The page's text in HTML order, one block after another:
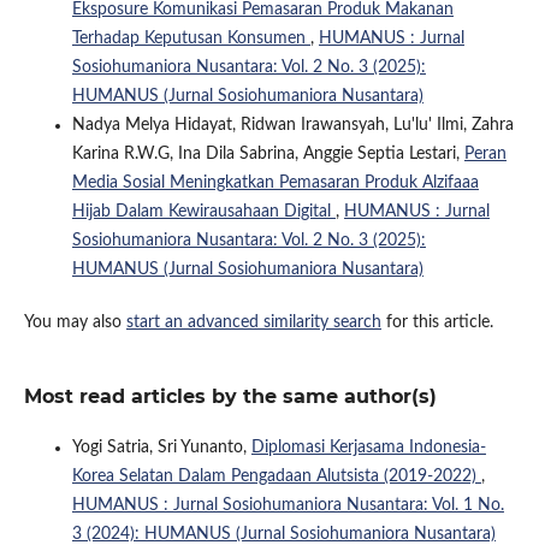
Eksposure Komunikasi Pemasaran Produk Makanan
Terhadap Keputusan Konsumen , HUMANUS : Jurnal
Sosiohumaniora Nusantara: Vol. 2 No. 3 (2025):
HUMANUS (Jurnal Sosiohumaniora Nusantara)
Nadya Melya Hidayat, Ridwan Irawansyah, Lu'lu' Ilmi, Zahra
Karina R.W.G, Ina Dila Sabrina, Anggie Septia Lestari, Peran
Media Sosial Meningkatkan Pemasaran Produk Alzifaaa
Hijab Dalam Kewirausahaan Digital , HUMANUS : Jurnal
Sosiohumaniora Nusantara: Vol. 2 No. 3 (2025):
HUMANUS (Jurnal Sosiohumaniora Nusantara)
You may also start an advanced similarity search for this article.
Most read articles by the same author(s)
Yogi Satria, Sri Yunanto, Diplomasi Kerjasama Indonesia-
Korea Selatan Dalam Pengadaan Alutsista (2019-2022) ,
HUMANUS : Jurnal Sosiohumaniora Nusantara: Vol. 1 No.
3 (2024): HUMANUS (Jurnal Sosiohumaniora Nusantara)